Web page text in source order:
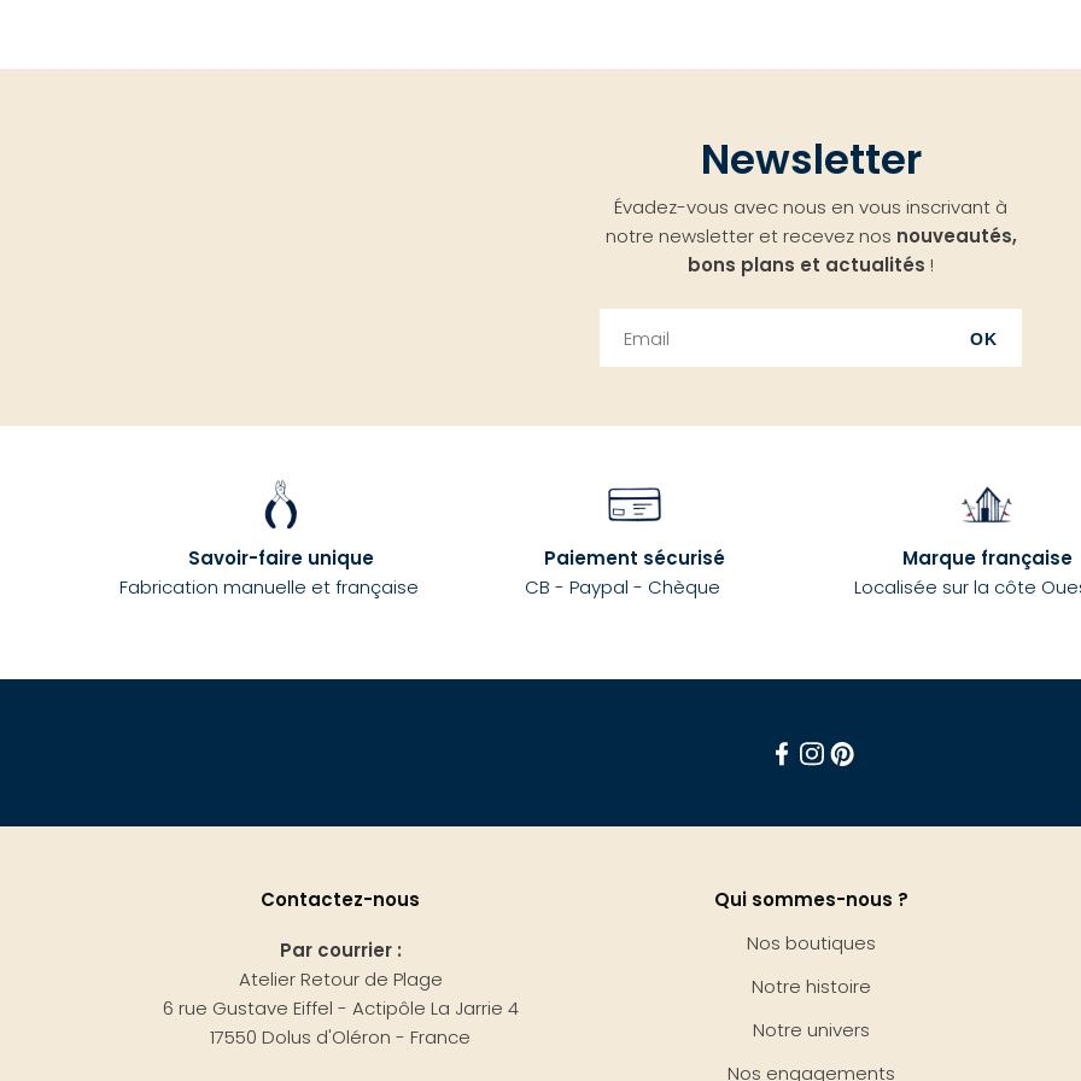
Newsletter
Évadez-vous avec nous en vous inscrivant à
notre newsletter et recevez nos nouveautés,
bons plans et actualités !
OK
Savoir-faire unique
Fabrication manuelle et française
Paiement sécurisé
CB - Paypal - Chèque
Marque française
Localisée sur la côte
Contactez-nous
Par courrier :
Atelier Retour de Plage
6 rue Gustave Eiffel - Actipôle La Jarrie 4
17550 Dolus d'Oléron - France
Qui sommes-nous ?
Nos boutiques
Notre histoire
Notre univers
Nos engagements